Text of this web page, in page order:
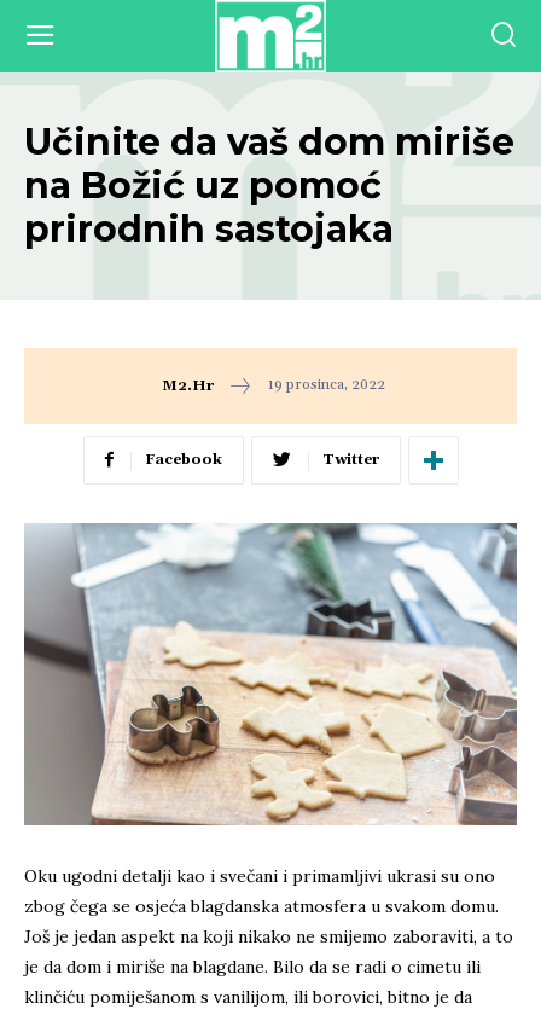
Učinite da vaš dom miriše
na Božić uz pomoć
prirodnih sastojaka
M2.hr 19 prosinca, 2022
Facebook Twitter
Oku ugodni detalji kao i svečani i primamljivi ukrasi su ono
zbog čega se osjeća blagdanska atmosfera u svakom domu.
Još je jedan aspekt na koji nikako ne smijemo zaboraviti, a to
je da dom i miriše na blagdane. Bilo da se radi o cimetu ili
klinčiću pomiješanom s vanilijom, ili borovici, bitno je da